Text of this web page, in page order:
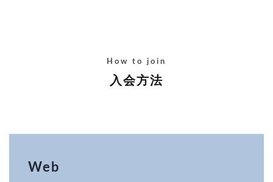
How to join
入会方法
Web